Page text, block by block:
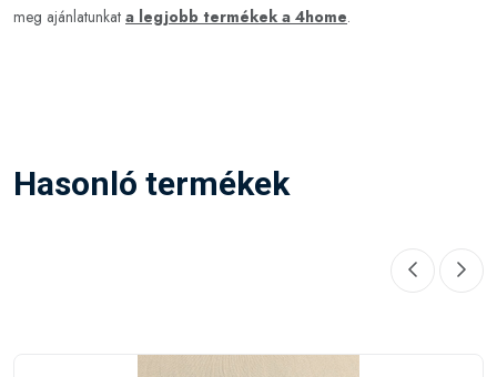
meg ajánlatunkat a legjobb termékek a 4home.
Hasonló termékek